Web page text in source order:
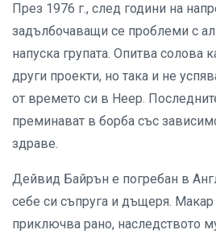
През 1976 г., след години на
задълбочаващи се проблеми с
напуска групата. Опитва солова
други проекти, но така и не
от времето си в Heep.
преминават в борба със
здраве.
Дейвид Байрън е погребан в
себе си съпруга и дъщеря.
приключва рано, наследството